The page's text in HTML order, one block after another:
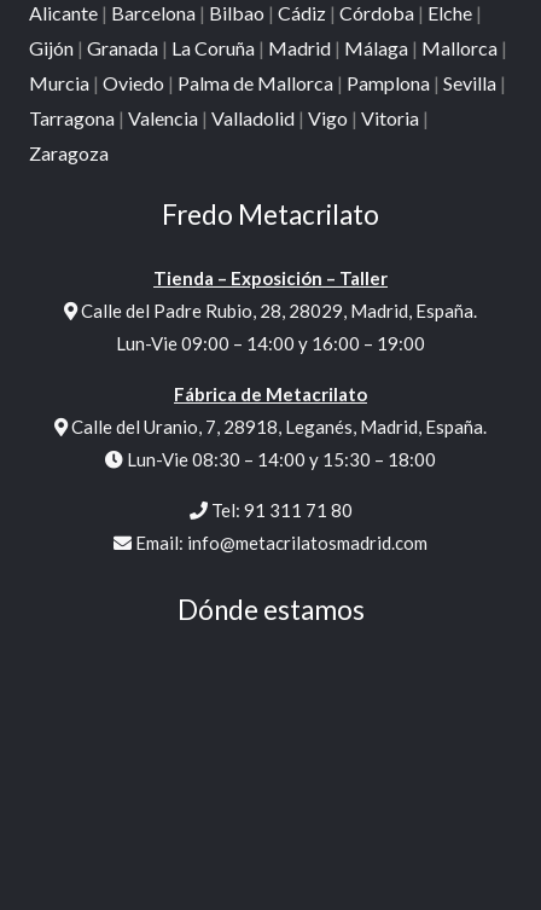
Alicante | Barcelona | Bilbao | Cádiz | Córdoba | Elche |
Gijón | Granada | La Coruña | Madrid | Málaga | Mallorca |
Murcia | Oviedo | Palma de Mallorca | Pamplona | Sevilla |
Tarragona | Valencia | Valladolid | Vigo | Vitoria |
Zaragoza
Fredo Metacrilato
Tienda – Exposición – Taller
Calle del Padre Rubio, 28, 28029, Madrid, España.
Lun-Vie 09:00 – 14:00 y 16:00 – 19:00
Fábrica de Metacrilato
Calle del Uranio, 7, 28918, Leganés, Madrid, España.
Lun-Vie 08:30 – 14:00 y 15:30 – 18:00
Tel: 91 311 71 80
Email: info@metacrilatosmadrid.com
Dónde estamos